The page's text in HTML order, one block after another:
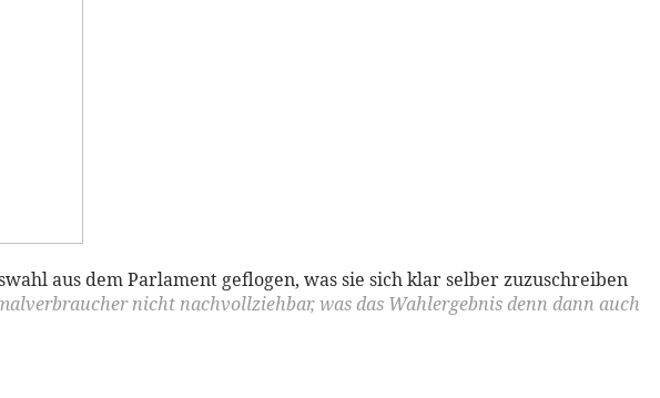
aus dem Parlament geflogen, was sie sich klar selber zuzuschreiben
nicht nachvollziehbar, was das Wahlergebnis denn dann auch